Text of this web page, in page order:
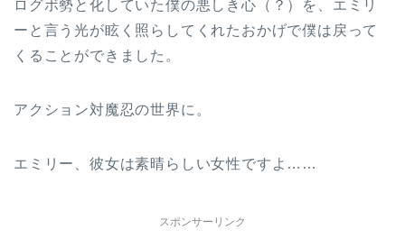
ログボ勢と化していた僕の悪しき心（？）を、エミリ
ーと言う光が眩く照らしてくれたおかげで僕は戻って
くることができました。
アクション対魔忍の世界に。
エミリー、彼女は素晴らしい女性ですよ……
スポンサーリンク